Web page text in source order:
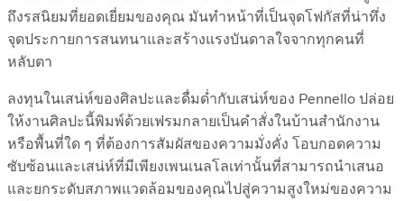
ถึงรสนิยมที่ยอดเยี่ยมของคุณ มันทำหน้าที่เป็นจุดโฟกัสที่น่าทึ่ง
จุดประกายการสนทนาและสร้างแรงบันดาลใจจากทุกคนที่
หลับตา
ลงทุนในเสน่ห์ของศิลปะและดื่มด่ำกับเสน่ห์ของ Pennello ปล่อย
ให้งานศิลปะนี้พิมพ์ด้วยเฟรมกลายเป็นคำสั่งในบ้านสำนักงาน
หรือพื้นที่ใด ๆ ที่ต้องการสัมผัสของความมั่งคั่ง โอบกอดความ
ซับซ้อนและเสน่ห์ที่มีเพียงเพนเนลโลเท่านั้นที่สามารถนำเสนอ
และยกระดับสภาพแวดล้อมของคุณไปสู่ความสูงใหม่ของความ